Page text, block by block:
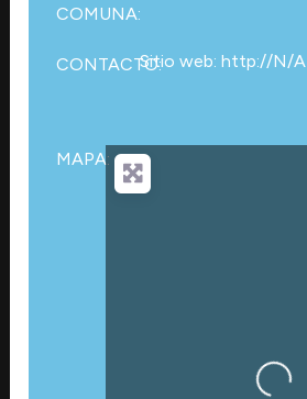
COMUNA:
CONTACTO:Sitio web: http://N/A
MAPA:
Cargando…